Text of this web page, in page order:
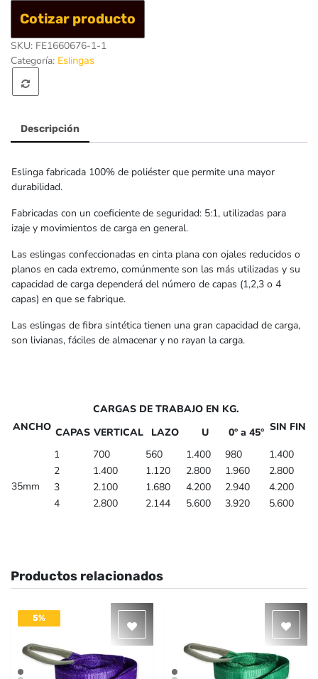
Ojo/Ojo
x
2
Cotizar producto
SKU: FE1660676-1-1
Categoría: Eslingas
Descripción
Eslinga fabricada 100% de poliéster que permite una mayor
durabilidad.
Fabricadas con un coeficiente de seguridad: 5:1, utilizadas para
izaje y movimientos de carga en general.
Las eslingas confeccionadas en cinta plana con ojales reducidos o
planos en cada extremo, comúnmente son las más utilizadas y su
capacidad de carga dependerá del número de capas (1,2,3 o 4
capas) en que se fabrique.
Las eslingas de fibra sintética tienen una gran capacidad de carga,
son livianas, fáciles de almacenar y no rayan la carga.
CARGAS DE TRABAJO EN KG.
ANCHO CAPAS VERTICAL LAZO U 0° a 45° SIN FIN
35mm
1 700 560 1.400 980
1.400
2
1.400 1.120 2.800 1.960
2.800
3
2.100 1.680 4.200 2.940
4.200
4
2.800 2.144 5.600 3.920 5.600
Productos relacionados
5%